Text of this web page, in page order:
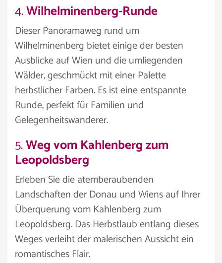
4.Wilhelminenberg-Runde
Dieser Panoramaweg rund um
Wilhelminenberg bietet einige der besten
Ausblicke auf Wien und die umliegenden
Wälder, geschmückt mit einer Palette
herbstlicher Farben. Es ist eine entspannte
Runde, perfekt für Familien und
Gelegenheitswanderer.
5.Weg vom Kahlenberg zum
Leopoldsberg
Erleben Sie die atemberaubenden
Landschaften der Donau und Wiens auf Ihrer
Überquerung vom Kahlenberg zum
Leopoldsberg. Das Herbstlaub entlang dieses
Weges verleiht der malerischen Aussicht ein
romantisches Flair.